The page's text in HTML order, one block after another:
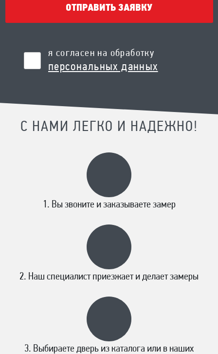
ОТПРАВИТЬ ЗАЯВКУ
я согласен на обработку
персональных данных
С НАМИ ЛЕГКО И НАДЕЖНО!
Вы звоните и заказываете замер
Наш специалист приезжает и делает замеры
Выбираете дверь из каталога или в наших